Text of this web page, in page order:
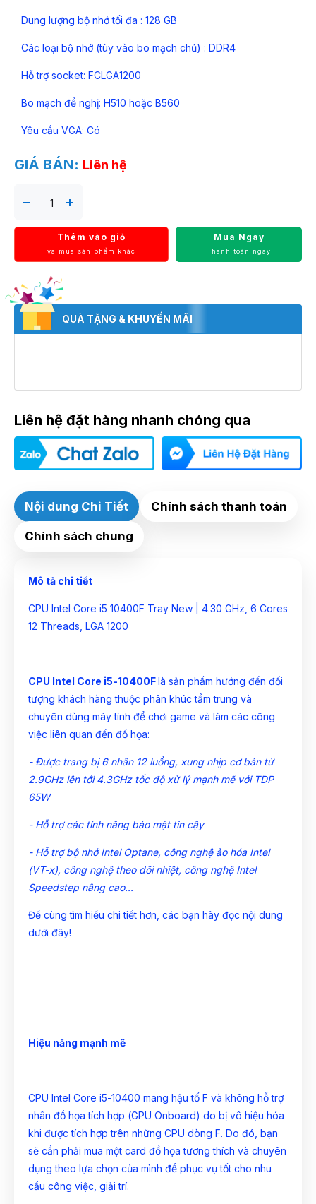
Dung lượng bộ nhớ tối đa : 128 GB
Các loại bộ nhớ (tùy vào bo mạch chủ) : DDR4
Hỗ trợ socket: FCLGA1200
Bo mạch đề nghị: H510 hoặc B560
Yêu cầu VGA: Có
GIÁ BÁN: Liên hệ
Thêm vào giỏ
và mua sản phẩm khác
Mua Ngay
Thanh toán ngay
QUÀ TẶNG & KHUYẾN MÃI
Liên hệ đặt hàng nhanh chóng qua
Nội dung Chi Tiết Chính sách thanh toán
Chính sách chung
Mô tả chi tiết
CPU Intel Core i5 10400F Tray New | 4.30 GHz, 6 Cores
12 Threads, LGA 1200
CPU Intel Core i5-10400Flà sản phẩm hướng đến đối
tượng khách hàng thuộc phân khúc tầm trung và
chuyên dùng máy tính để chơi game và làm các công
việc liên quan đến đồ họa:
- Được trang bị 6 nhân 12 luồng, xung nhịp cơ bản từ
2.9GHz lên tới 4.3GHz tốc độ xử lý mạnh mẽ với TDP
65W
- Hỗ trợ các tính năng bảo mật tin cậy
- Hỗ trợ bộ nhớ Intel Optane, công nghệ ảo hóa Intel
(VT-x), công nghệ theo dõi nhiệt, công nghệ Intel
Speedstep nâng cao...
Để cùng tìm hiểu chi tiết hơn, các bạn hãy đọc nội dung
dưới đây!
Hiệu năng mạnh mẽ
CPU Intel Core i5-10400 mang hậu tố F và không hỗ trợ
nhân đồ họa tích hợp (GPU Onboard) do bị vô hiệu hóa
khi được tích hợp trên những CPU dòng F. Do đó, bạn
sẽ cần phải mua một card đồ họa tương thích và chuyên
dụng theo lựa chọn của mình để phục vụ tốt cho nhu
cầu công việc, giải trí.